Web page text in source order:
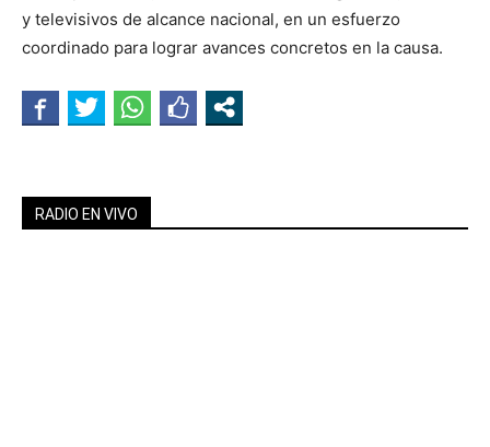
y televisivos de alcance nacional, en un esfuerzo
coordinado para lograr avances concretos en la causa.
RADIO EN VIVO